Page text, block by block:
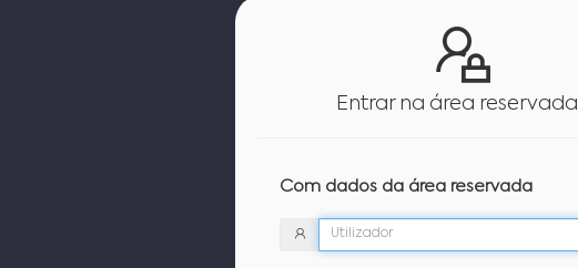
Entrar na área reservada
Com dados da área reservada